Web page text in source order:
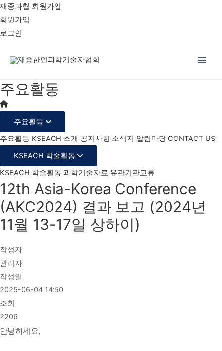
재중과협 회원가입
회원가입
로그인
주요활동
주요활동
주요활동 KSEACH 소개 공지사항 소식지 알림마당 CONTACT US
KSEACH 학술활동
KSEACH 학술활동 과학기술자료 유관기관교류
12th Asia-Korea Conference
(AKC2024) 결과 보고 (2024년
11월 13-17일 상하이)
작성자
관리자
작성일
2025-06-04 14:50
조회
2206
안녕하세요,